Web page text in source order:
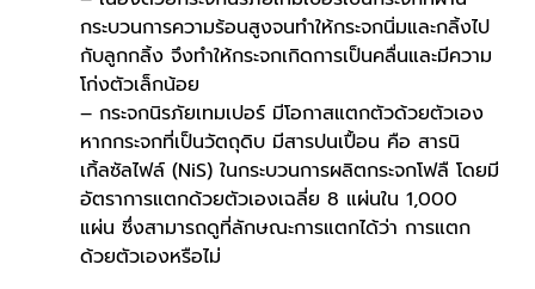
กระบวนการความร้อนสูงจนทำให้กระจกนิ่มและกลิ้งไป
กับลูกกลิ้ง จึงทำให้กระจกเกิดการเป็นคลื่นและมีความ
โก่งตัวเล็กน้อย
– กระจกนิรภัยเทมเปอร์ มีโอกาสแตกตัวด้วยตัวเอง
หากกระจกที่เป็นวัตถุดิบ มีสารปนเปื้อน คือ สารนิ
เกิ้ลซัลไฟล์ (NiS) ในกระบวนการผลิตกระจกโฟลื โดยมี
อัตราการแตกด้วยตัวเองเฉลี่ย 8 แผ่นใน 1,000
แผ่น ซึ่งสามารถดูที่ลักษณะการแตกได้ว่า การแตก
ด้วยตัวเองหรือไม่